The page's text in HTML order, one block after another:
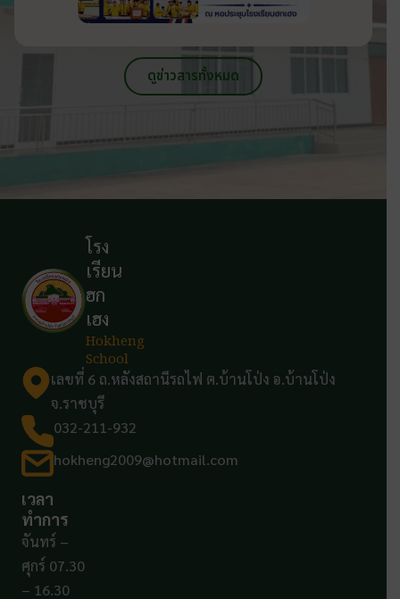
ดูข่าวสารทั้งหมด
โรง
เรียน
ฮก
เฮง
Hokheng
School
เลขที่ 6 ถ.หลังสถานีรถไฟ ต.บ้านโป่ง อ.บ้านโป่ง
จ.ราชบุรี
032-211-932
hokheng2009@hotmail.com
เวลา
ทำการ
จันทร์ –
ศุกร์ 07.30
– 16.30